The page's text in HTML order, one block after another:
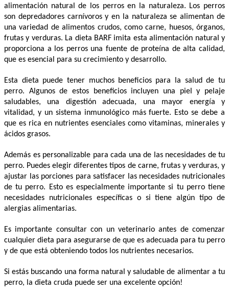
alimentación natural de los perros en la naturaleza. Los perros
son depredadores carnívoros y en la naturaleza se alimentan de
una variedad de alimentos crudos, como carne, huesos, órganos,
frutas y verduras. La dieta BARF imita esta alimentación natural y
proporciona a los perros una fuente de proteína de alta calidad,
que es esencial para su crecimiento y desarrollo.
Esta dieta puede tener muchos beneficios para la salud de tu
perro. Algunos de estos beneficios incluyen una piel y pelaje
saludables, una digestión adecuada, una mayor energía y
vitalidad, y un sistema inmunológico más fuerte. Esto se debe a
que es rica en nutrientes esenciales como vitaminas, minerales y
ácidos grasos.
Además es personalizable para cada una de las necesidades de tu
perro. Puedes elegir diferentes tipos de carne, frutas y verduras, y
ajustar las porciones para satisfacer las necesidades nutricionales
de tu perro. Esto es especialmente importante si tu perro tiene
necesidades nutricionales específicas o si tiene algún tipo de
alergias alimentarias.
Es importante consultar con un veterinario antes de comenzar
cualquier dieta para asegurarse de que es adecuada para tu perro
y de que está obteniendo todos los nutrientes necesarios.
Si estás buscando una forma natural y saludable de alimentar a tu
perro, la dieta cruda puede ser una excelente opción!